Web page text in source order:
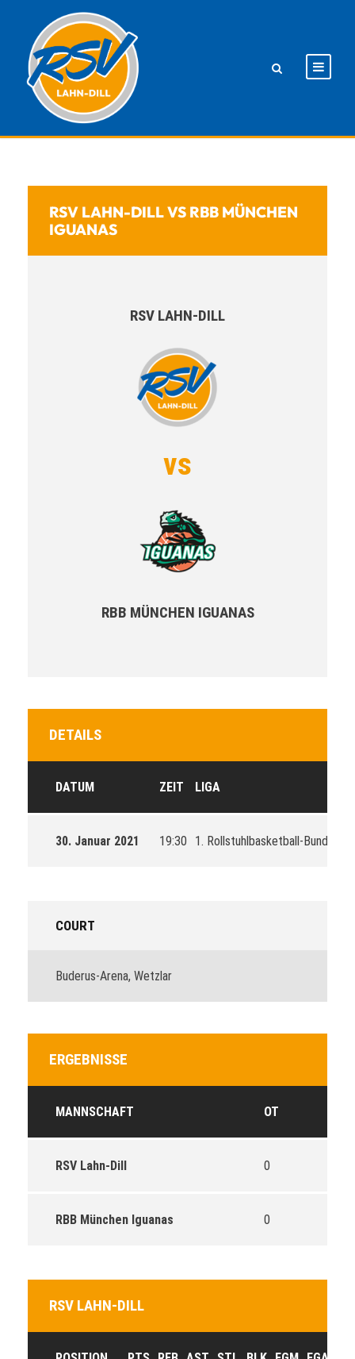
RSV LAHN-DILL VS RBB MÜNCHEN
IGUANAS
RSV LAHN-DILL
vs
RBB MÜNCHEN IGUANAS
DETAILS
DATUM ZEIT LIGA
30. Januar 2021 19:30 1. Rollstuhlbasketball-
COURT
Buderus-Arena, Wetzlar
ERGEBNISSE
MANNSCHAFT OT
RSV Lahn-Dill 0
RBB München Iguanas 0
RSV LAHN-DILL